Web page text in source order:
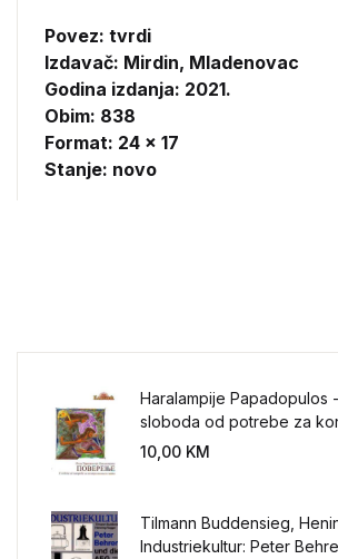
Povez: tvrdi
Izdavač: Mirdin, Mladenovac
Godina izdanja: 2021.
Obim: 838
Format: 24 x 17
Stanje: novo
Haralampije Papadopulos
sloboda od potrebe za
sveta
10,00 KM
Tilmann Buddensieg,
Industriekultur: Peter